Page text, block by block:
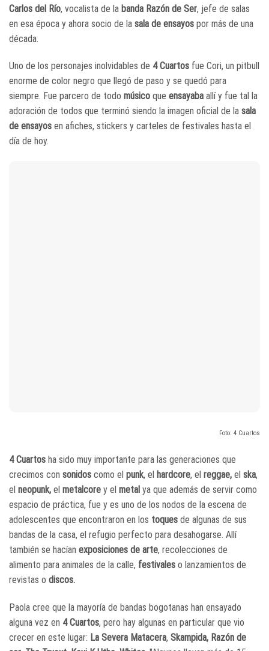
Carlos del Río, vocalista de la banda Razón de Ser, jefe de salas
en esa época y ahora socio de la sala de ensayos por más de una
década.
Uno de los personajes inolvidables de 4 Cuartos fue Cori, un pitbull
enorme de color negro que llegó de paso y se quedó para
siempre. Fue parcero de todo músico que ensayaba allí y fue tal la
adoración de todos que terminó siendo la imagen oficial de la sala
de ensayos en afiches, stickers y carteles de festivales hasta el
día de hoy.
Foto: 4 Cuartos
4 Cuartos ha sido muy importante para las generaciones que
crecimos con sonidos como el punk, el hardcore, el reggae, el ska,
el neopunk, el metalcore y el metal ya que además de servir como
espacio de práctica, fue y es uno de los nodos de la escena de
adolescentes que encontraron en los toques de algunas de sus
bandas de la casa, el refugio perfecto para desahogarse. Allí
también se hacían exposiciones de arte, recolecciones de
alimento para animales de la calle, festivales o lanzamientos de
revistas o discos.
Paola cree que la mayoría de bandas bogotanas han ensayado
alguna vez en 4 Cuartos, pero hay algunas en particular que vio
crecer en este lugar: La Severa Matacera, Skampida, Razón de